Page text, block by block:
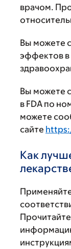
врачом.
Вы можете
эффектов в
Вы можете
в FDA по
можете
сайте
Как